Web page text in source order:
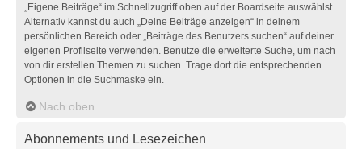
„Eigene Beiträge“ im Schnellzugriff oben auf der Boardseite auswählst.
Alternativ kannst du auch „Deine Beiträge anzeigen“ in deinem
persönlichen Bereich oder „Beiträge des Benutzers suchen“ auf deiner
eigenen Profilseite verwenden. Benutze die erweiterte Suche, um nach
von dir erstellen Themen zu suchen. Trage dort die entsprechenden
Optionen in die Suchmaske ein.
Nach oben
Abonnements und Lesezeichen